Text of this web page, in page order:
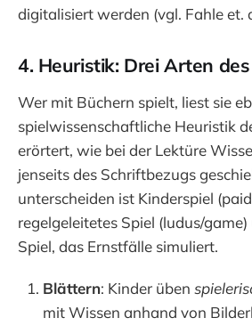
digitalisiert werden (vgl. Fahle et.
4. Heuristik: Drei Arten
Wer mit Büchern spielt, liest sie
spielwissenschaftliche Heuristik
erörtert, wie bei der Lektüre
jenseits des Schriftbezugs
unterscheiden ist Kinderspiel
regelgeleitetes Spiel (ludus/
Spiel, das Ernstfälle simuliert.
Blättern: Kinder üben
mit Wissen anhand von